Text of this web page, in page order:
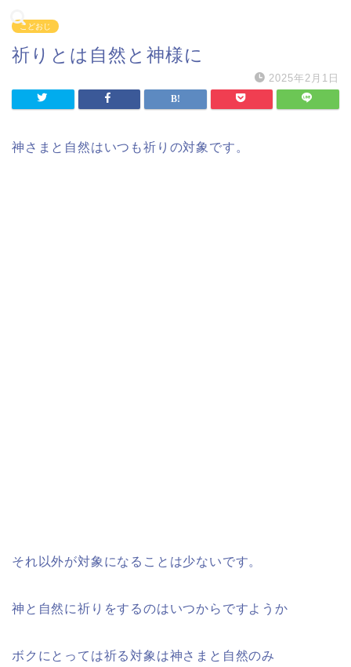
こどおじ
祈りとは自然と神様に
2025年2月1日
神さまと自然はいつも祈りの対象です。
それ以外が対象になることは少ないです。
神と自然に祈りをするのはいつからですようか
ボクにとっては祈る対象は神さまと自然のみ